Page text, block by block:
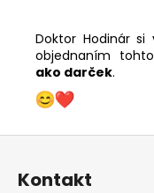
Doktor Hodinár
objednaním
ako darček.
Z
Kontakt